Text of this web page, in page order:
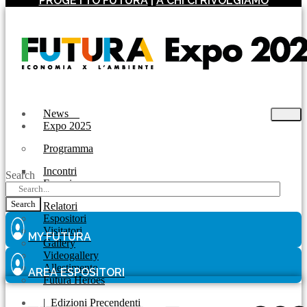
News
Expo 2025
Programma
Incontri
Experience
Relatori
Espositori
Visitatori
Gallery
Videogallery
Allestimento
Futura Heroes
| Edizioni Precendenti
Search
Search
MY FUTURA
AREA ESPOSITORI